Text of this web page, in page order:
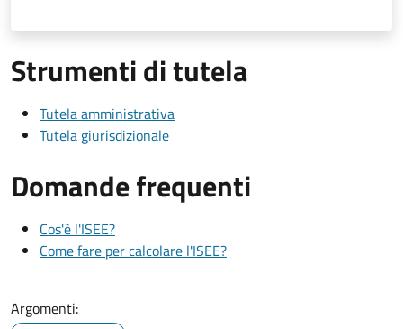
Strumenti di tutela
Tutela amministrativa
Tutela giurisdizionale
Domande frequenti
Cos'è l'ISEE?
Come fare per calcolare l'ISEE?
Argomenti: